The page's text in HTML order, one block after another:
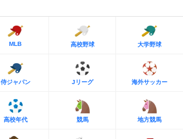
MLB 高校野球 大学野球
侍ジャパン Jリーグ 海外サッカー
高校年代 競馬 地方競馬